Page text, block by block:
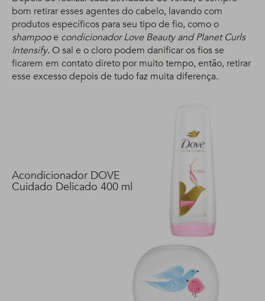
bom retirar esses agentes do cabelo, lavando com
produtos específicos para seu tipo de fio, como o
shampooe condicionador Love Beauty and Planet Curls
Intensify. O sal e o cloro podem danificar os fios se
ficarem em contato direto por muito tempo, então, retirar
esse excesso depois de tudo faz muita diferença.
Acondicionador DOVE
Cuidado Delicado 400 ml